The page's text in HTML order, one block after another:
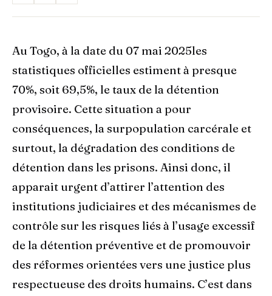
Au Togo, à la date du 07 mai 2025les
statistiques officielles estiment à presque
70%, soit 69,5%, le taux de la détention
provisoire. Cette situation a pour
conséquences, la surpopulation carcérale et
surtout, la dégradation des conditions de
détention dans les prisons. Ainsi donc, il
apparait urgent d’attirer l’attention des
institutions judiciaires et des mécanismes de
contrôle sur les risques liés à l’usage excessif
de la détention préventive et de promouvoir
des réformes orientées vers une justice plus
respectueuse des droits humains. C’est dans